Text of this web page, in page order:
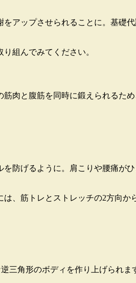
アップさせられることに。基礎代
組んでみてください。
肉と腹筋を同時に鍛えられるた
防げるように。肩こりや腰痛が
は、筋トレとストレッチの2方向か
三角形のボディを作り上げられま